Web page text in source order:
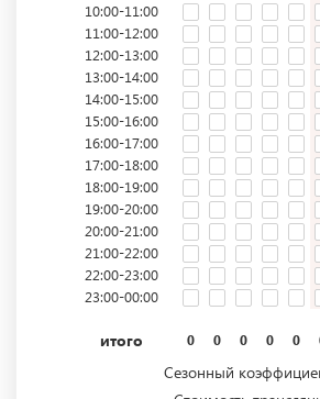
10:00-11:00
11:00-12:00
12:00-13:00
13:00-14:00
14:00-15:00
15:00-16:00
16:00-17:00
17:00-18:00
18:00-19:00
19:00-20:00
20:00-21:00
21:00-22:00
22:00-23:00
23:00-00:00
итого 0 0 0 0 0
Сезонный